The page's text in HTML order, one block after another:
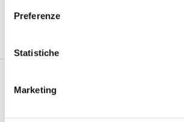
Preferenze
Statistiche
Marketing
Il
finanziario è sempre più competitivo, non